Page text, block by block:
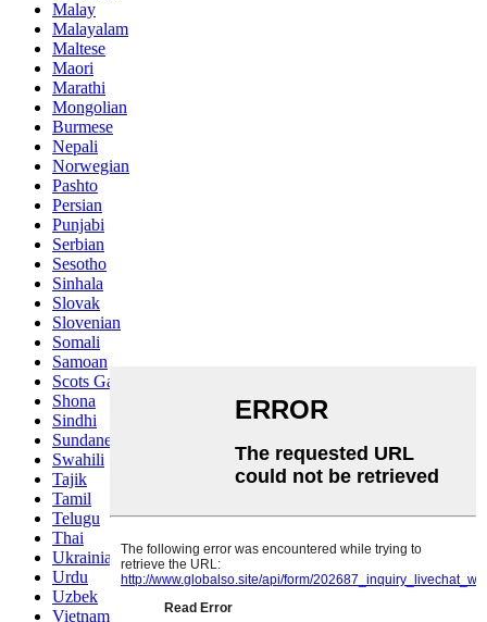
Malay
Malayalam
Maltese
Maori
Marathi
Mongolian
Burmese
Nepali
Norwegian
Pashto
Persian
Punjabi
Serbian
Sesotho
Sinhala
Slovak
Slovenian
Somali
Samoan
Scots Gaelic
Shona
Sindhi
Sundanese
Swahili
Tajik
Tamil
Telugu
Thai
Ukrainian
Urdu
Uzbek
Vietnamese